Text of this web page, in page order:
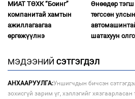
МИАТ ТӨХК “Боинг”
компанитай хамтын
ажиллагаагаа
өргөжүүлнэ
Өнөөдөр тэгш
төгссөн
шатахуун
МЭДЭЭНИЙ СЭТГЭГДЭЛ
АНХААРУУЛГА:Уншигчдын бичсэн
зохисгүй зарим үг, хэллэгийг